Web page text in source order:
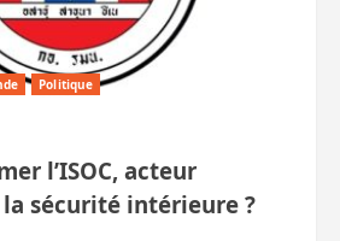
Politique
l’ISOC, acteur
sécurité intérieure ?